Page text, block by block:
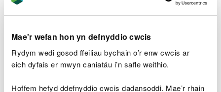
Mae'r wefan hon yn defnyddio cwcis
Rydym wedi gosod ffeiliau bychain o’r enw cwcis ar
eich dyfais er mwyn caniatáu i’n safle weithio.
Hoffem hefyd ddefnyddio cwcis dadansoddi. Mae’r rhain
Lladd, anafu neu gymryd yn fwriadol
difa neu ddinistrio safle lloches neu ddiogelwch
ddiogelwch
rhwystro mynediad at safle lloches neu
ddiogelwch